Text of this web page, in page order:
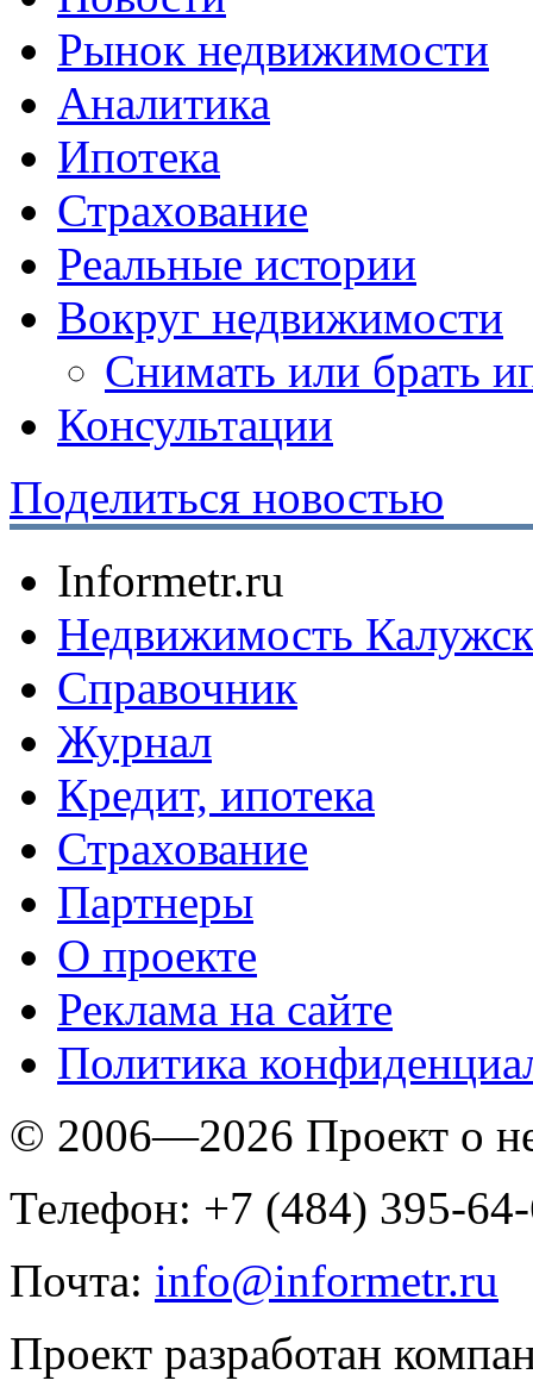
Рынок недвижимости
Аналитика
Ипотека
Страхование
Реальные истории
Вокруг недвижимости
Снимать или брать
Консультации
Поделиться новостью
Informetr.ru
Недвижимость
Справочник
Журнал
Кредит, ипотека
Страхование
Партнеры
O проекте
Реклама на сайте
Политика
© 2006—2026 Проект о
Телефон: +7 (484) 395-
Почта: info@informetr.ru
Проект разработан